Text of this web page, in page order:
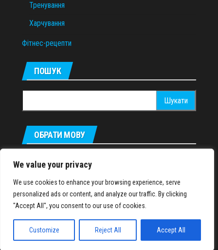
We value your privacy
We use cookies to enhance your browsing experience, serve
personalized ads or content, and analyze our traffic. By clicking
"Accept All", you consent to our use of cookies.
Customize Reject All Accept All
Тренування
Харчування
Фітнес-рецепти
ПОШУК
ОБРАТИ МОВУ
Русский
IronMuscles.org© 2018-2023